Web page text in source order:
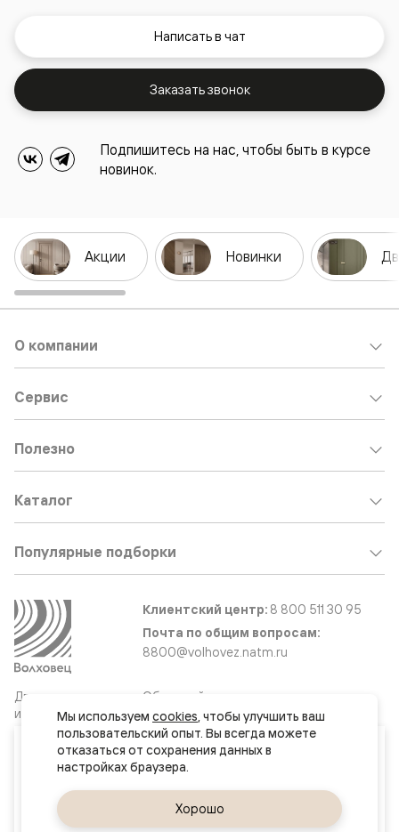
Ваш город
Якутск
Написать в чат
Заказать звонок
Подпишитесь на нас, чтобы быть в курсе
новинок.
Акции Новинки
Двери
и интерьерные
решения
О компании
Сервис
Полезно
Каталог
Популярные подборки
Клиентский центр: 8 800 511 30 95
Почта по общим вопросам:
8800@volhovez.natm.ru
Обратный звонок
Сайт не является публичной офертой
Правовая информация
Мы используем cookies, чтобы улучшить ваш
пользовательский опыт. Вы всегда можете
отказаться от сохранения данных в
Хорошо